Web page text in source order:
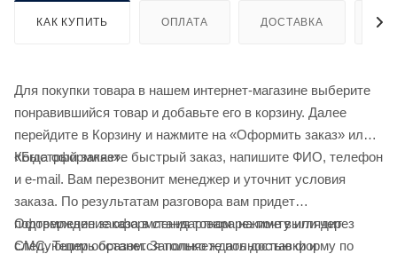
КАК КУПИТЬ ОПЛАТА ДОСТАВКА
Для покупки товара в нашем интернет-магазине выберите
понравившийся товар и добавьте его в корзину. Далее
перейдите в Корзину и нажмите на «Оформить заказ» или
«Быстрый заказ».
Когда оформляете быстрый заказ, напишите ФИО, телефон
и e-mail. Вам перезвонит менеджер и уточнит условия
заказа. По результатам разговора вам придет
подтверждение оформления товара на почту или через
СМС. Теперь останется только ждать доставки и
Оформление заказа в стандартном режиме выглядит
следующим образом. Заполняете полностью форму по